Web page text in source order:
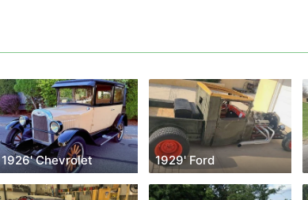
1926' Chevrolet 1929' Ford